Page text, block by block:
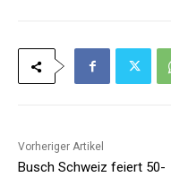
Vorheriger Artikel
Busch Schweiz feiert 50-